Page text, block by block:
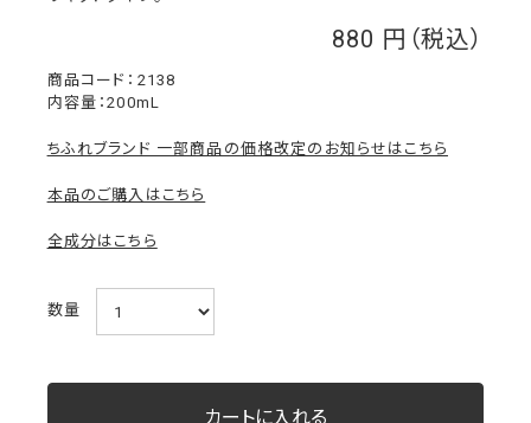
880
2138
内容量：200mL
ちふれブランド 一部商品の価格改定のお知らせはこちら
本品のご購入はこちら
全成分はこちら
数量